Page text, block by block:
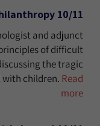
10/11 eJewish Philanthropy
and adjunct
of difficult
the tragic
with children. Read
more